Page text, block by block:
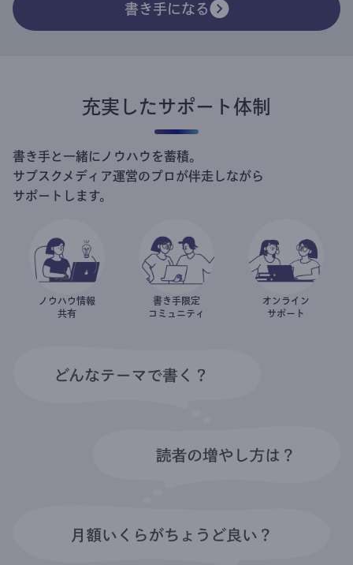
書き手になる
充実したサポート体制
書き手と一緒にノウハウを蓄積。
サブスクメディア運営のプロが伴走しながら
サポートします。
ノウハウ情報
共有
書き手限定
コミュニティ
オンライン
サポート